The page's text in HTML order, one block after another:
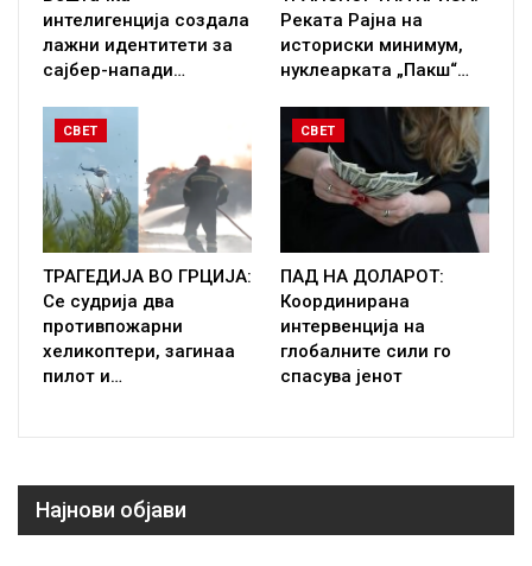
интелигенција создала
лажни идентитети за
сајбер-напади…
Реката Рајна на
историски минимум,
нуклеарката „Пакш“…
СВЕТ
ТРАГЕДИЈА ВО ГРЦИЈА:
Се судрија два
противпожарни
хеликоптери, загинаа
пилот и…
СВЕТ
ПАД НА ДОЛАРОТ:
Координирана
интервенција на
глобалните сили го
спасува јенот
Најнови објави